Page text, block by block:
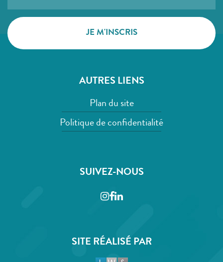
AUTRES LIENS
Plan du site
Politique de confidentialité
SUIVEZ-NOUS
Instagram
Facebook
LinkedIn
SITE RÉALISÉ PAR